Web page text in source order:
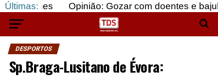
Últimas:
Opinião: Gozar com doentes e bajular os
DESPORTOS
Sp.Braga-Lusitano de Évora: